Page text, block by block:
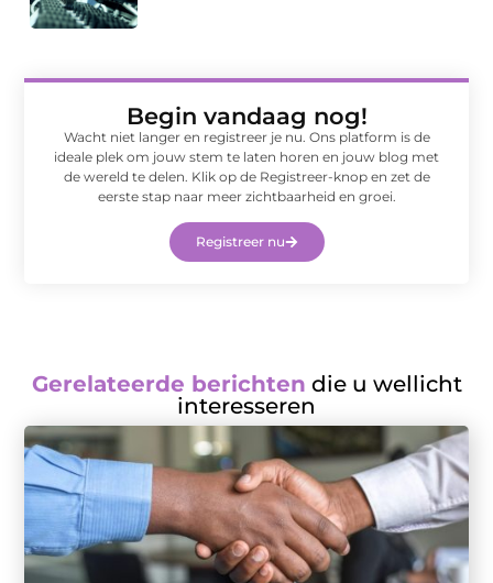
Begin vandaag nog!
Wacht niet langer en registreer je nu. Ons platform is de
ideale plek om jouw stem te laten horen en jouw blog met
de wereld te delen. Klik op de Registreer-knop en zet de
eerste stap naar meer zichtbaarheid en groei.
Registreer nu
Gerelateerde berichten die u wellicht
interesseren